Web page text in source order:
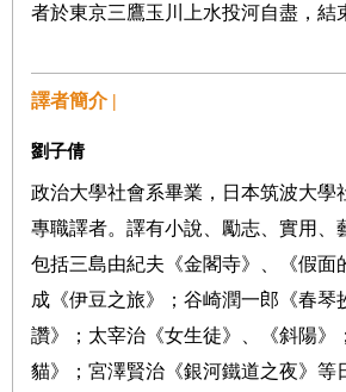
者於東京三鷹玉川上水投河自盡，結
譯者簡介 |
劉子倩
政治大學社會系畢業，日本筑波大學
專職譯者。譯有小說、勵志、實用、
包括三島由紀夫《金閣寺》、《假面
成《伊豆之旅》；谷崎潤一郎《春琴
讚》；太宰治《女生徒》、《斜陽》
貓》；宮澤賢治《銀河鐵道之夜》等